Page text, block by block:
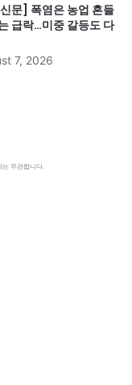
문] 폭염은 농업 흔들
급락…미중 갈등도 다
7, 2026
무관합니다.